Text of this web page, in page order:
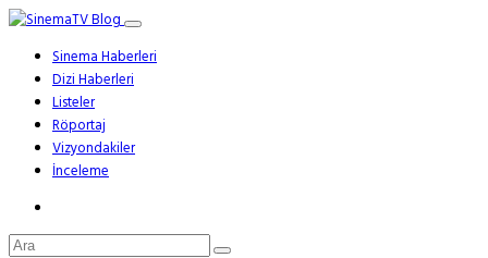
Sinema Haberleri
Dizi Haberleri
Listeler
Röportaj
Vizyondakiler
İnceleme